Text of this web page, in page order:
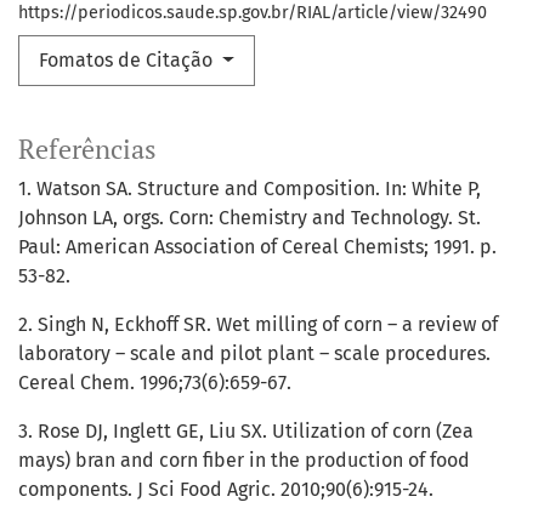
https://periodicos.saude.sp.gov.br/RIAL/article/view/32490
Fomatos de Citação
Referências
1. Watson SA. Structure and Composition. In: White P,
Johnson LA, orgs. Corn: Chemistry and Technology. St.
Paul: American Association of Cereal Chemists; 1991. p.
53-82.
2. Singh N, Eckhoff SR. Wet milling of corn – a review of
laboratory – scale and pilot plant – scale procedures.
Cereal Chem. 1996;73(6):659-67.
3. Rose DJ, Inglett GE, Liu SX. Utilization of corn (Zea
mays) bran and corn fiber in the production of food
components. J Sci Food Agric. 2010;90(6):915-24.